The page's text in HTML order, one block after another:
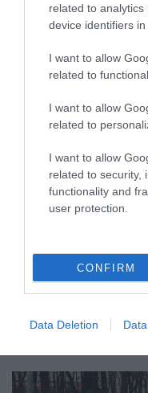
related to
device identifiers in
I want to allow
related to
I want to allow
related to
I want to allow
related to security,
functionality and
user protection.
CONFIRM
Data Deletion
Kutatók rájöttek,
évszázadok alatt
Mintha az arany számára
eredeti fényükből. Egy
megmutatta, miért…